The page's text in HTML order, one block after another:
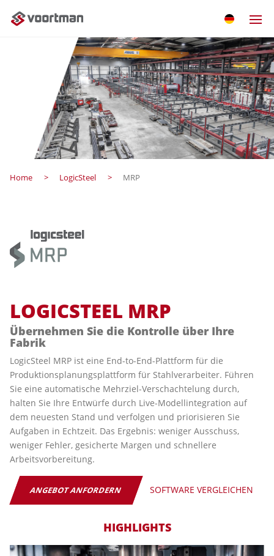
Home LogicSteel MRP
LOGICSTEEL MRP
Übernehmen Sie die Kontrolle über Ihre
Fabrik
LogicSteel MRP ist eine End-to-End-Plattform für die
Produktionsplanungsplattform für Stahlverarbeiter. Führen
Sie eine automatische Mehrziel-Verschachtelung durch,
halten Sie Ihre Entwürfe durch Live-Modellintegration auf
dem neuesten Stand und verfolgen und priorisieren Sie
Aufgaben in Echtzeit. Das Ergebnis: weniger Ausschuss,
weniger Fehler, gesicherte Margen und schnellere
Arbeitsvorbereitung.
ANGEBOT ANFORDERN SOFTWARE VERGLEICHEN
HIGHLIGHTS